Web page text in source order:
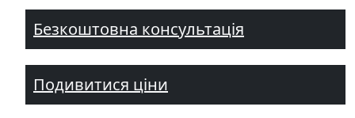
Безкоштовна консультація
Подивитися ціни